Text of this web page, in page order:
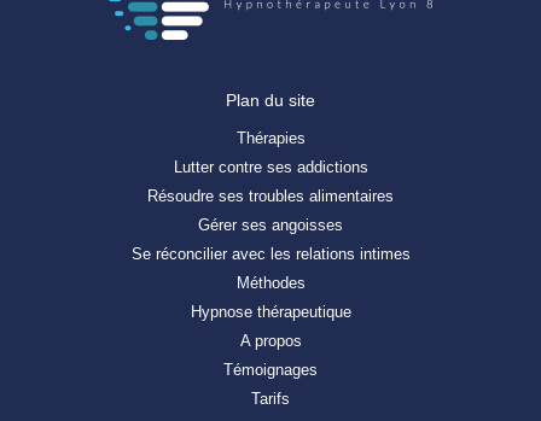
Plan du site
Thérapies
Lutter contre ses addictions
Résoudre ses troubles alimentaires
Gérer ses angoisses
Se réconcilier avec les relations intimes
Méthodes
Hypnose thérapeutique
A propos
Témoignages
Tarifs